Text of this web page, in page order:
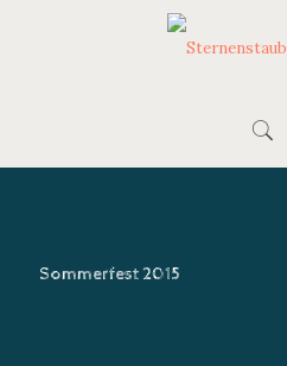
Sommerfest 2015